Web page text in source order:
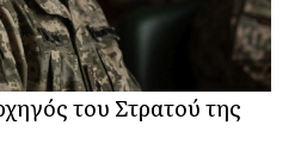
του Στρατού της